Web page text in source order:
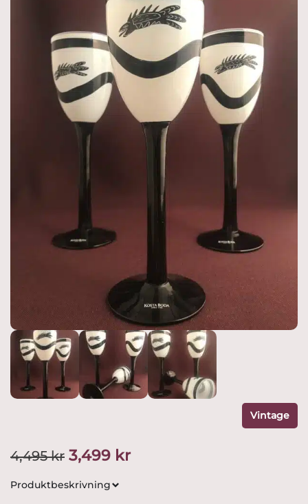
Vintage
4,495kr Det
ursprungliga
3,499 krDet
Produktbeskrivning